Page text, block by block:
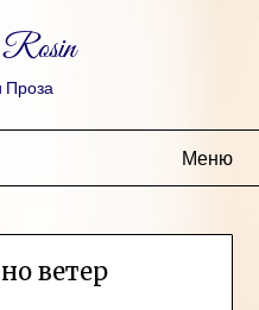
Проза
Меню
ветер